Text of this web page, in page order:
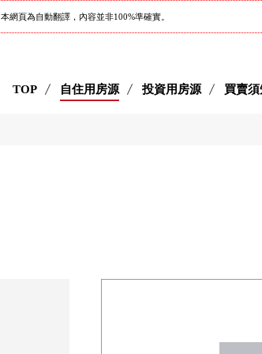
本網頁為自動翻譯，內容並非100%準確實。
TOP 自住用房源 投資用房源 買賣須